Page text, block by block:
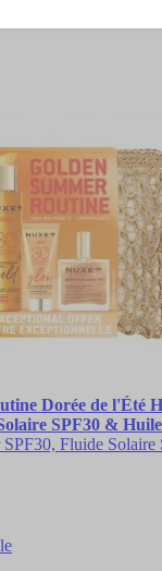
Dorée de l'Été
SPF30 &
Fluide